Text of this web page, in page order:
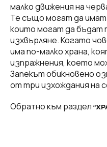
малко движения на
Те също могат да
които могат да бъдат
изхвърляне. Когато
има по-малко храна,
изпражнения, което
Запекът обикновено
от три изхождания на
Обратно към раздел